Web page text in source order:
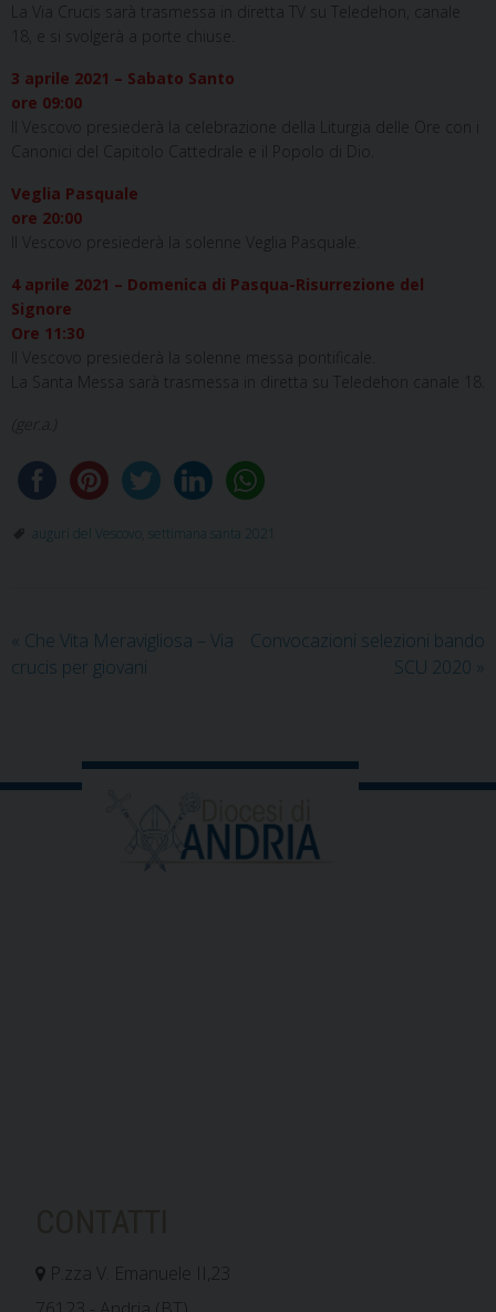
La Via Crucis sarà trasmessa in diretta TV su Teledehon, canale
18, e si svolgerà a porte chiuse.
3 aprile 2021 – Sabato Santo
ore 09:00
Il Vescovo presiederà la celebrazione della Liturgia delle Ore con i
Canonici del Capitolo Cattedrale e il Popolo di Dio.
Veglia Pasquale
ore 20:00
Il Vescovo presiederà la solenne Veglia Pasquale.
4 aprile 2021 – Domenica di Pasqua-Risurrezione del
Signore
Ore 11:30
Il Vescovo presiederà la solenne messa pontificale.
La Santa Messa sarà trasmessa in diretta su Teledehon canale 18.
auguri del Vescovo settimana santa 2021
« Che Vita Meravigliosa – Via
crucis per giovani
Convocazioni selezioni bando
SCU 2020 »
P.zza V. Emanuele II,23